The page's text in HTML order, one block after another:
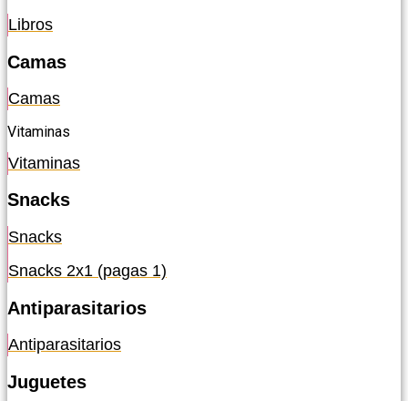
Libros
Camas
Camas
Vitaminas
Vitaminas
Snacks
Snacks
Snacks 2x1 (pagas 1)
Antiparasitarios
Antiparasitarios
Juguetes